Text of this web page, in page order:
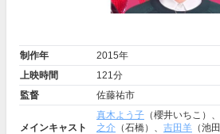
制作年
2015年
上映時間
121分
監督
佐藤祐市
メインキャスト
真木よう子 （櫻井いちこ）、
之介 （石橋）、 吉田羊 （池